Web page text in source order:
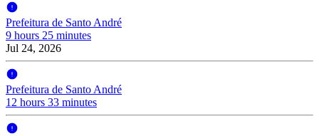
Prefeitura de Santo André
9 hours 25 minutes
Jul 24, 2026
Prefeitura de Santo André
12 hours 33 minutes